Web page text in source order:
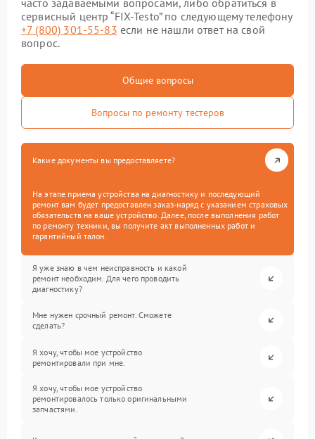
часто задаваемыми вопросами, либо обратиться в
сервисный центр “FIX-Testo” по следующему телефону
+7 (800) 301-55-83 если не нашли ответ на свой
вопрос.
Общие вопросы
Вопросы по ремонту тестеров
Какие документы вы предоставляете?
На этапе приема устройства на диагностику и последующий
ремонт вам будет предоставлен заказ-наряд с указанием страховых
обязательств на ваше устройство. Далее, после выполнения работ
по ремонту техники, вы получите акт выполненных работ и
гарантийный талон.
Я уже знаю в чем неисправность и какой
ремонт необходим. Для чего проводить
диагностику?
Мне нужен срочный ремонт. Сможете
сделать?
Я хочу, чтобы мое устройство
ремонтировали при мне.
Я хочу, чтобы мое устройство
ремонтировалось только оригинальными
запчастями.